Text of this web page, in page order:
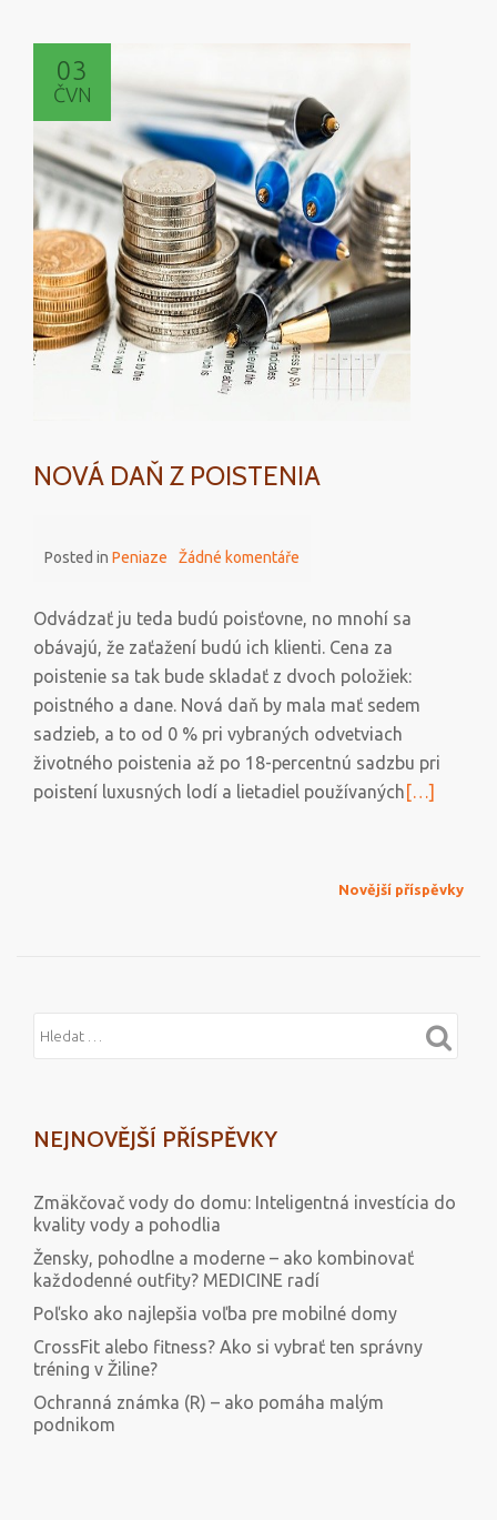
peniaze
všetko?
03
ČVN
NOVÁ DAŇ Z POISTENIA
Posted in Peniaze Žádné komentáře
Odvádzať ju teda budú poisťovne, no mnohí sa
obávajú, že zaťažení budú ich klienti. Cena za
poistenie sa tak bude skladať z dvoch položiek:
poistného a dane. Nová daň by mala mať sedem
sadzieb, a to od 0 % pri vybraných odvetviach
životného poistenia až po 18-percentnú sadzbu pri
poistení luxusných lodí a lietadiel používanýchPřečtěte
[…]
Novější příspěvky
NEJNOVĚJŠÍ PŘÍSPĚVKY
Zmäkčovač vody do domu: Inteligentná investícia do
kvality vody a pohodlia
Žensky, pohodlne a moderne – ako kombinovať
každodenné outfity? MEDICINE radí
Poľsko ako najlepšia voľba pre mobilné domy
CrossFit alebo fitness? Ako si vybrať ten správny
tréning v Žiline?
Ochranná známka (R) – ako pomáha malým
podnikom